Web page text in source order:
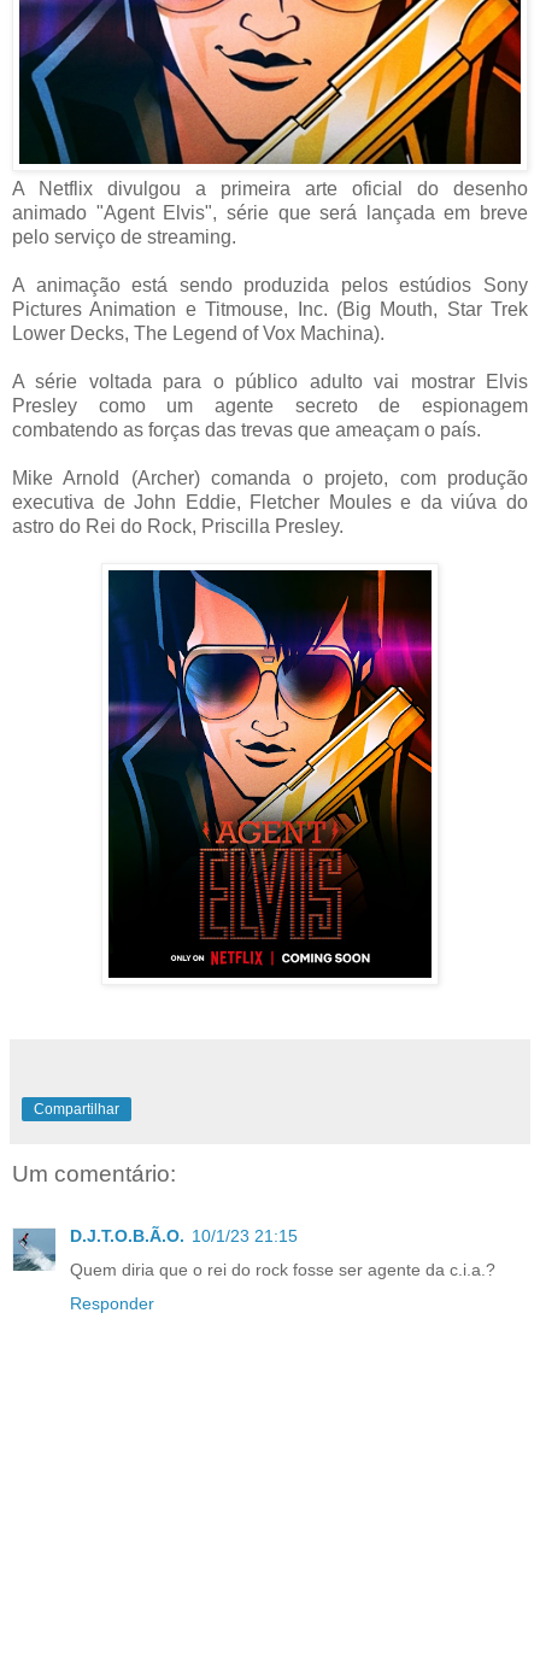
A Netflix divulgou a primeira arte oficial do desenho
animado "Agent Elvis", série que será lançada em breve
pelo serviço de streaming.
A animação está sendo produzida pelos estúdios Sony
Pictures Animation e Titmouse, Inc. (Big Mouth, Star Trek
Lower Decks, The Legend of Vox Machina).
A série voltada para o público adulto vai mostrar Elvis
Presley como um agente secreto de espionagem
combatendo as forças das trevas que ameaçam o país.
Mike Arnold (Archer) comanda o projeto, com produção
executiva de John Eddie, Fletcher Moules e da viúva do
astro do Rei do Rock, Priscilla Presley.
Compartilhar
Um comentário:
D.J.T.O.B.Ã.O. 10/1/23 21:15
Quem diria que o rei do rock fosse ser agente da c.i.a.?
Responder